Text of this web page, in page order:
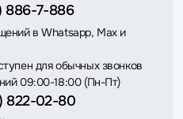
886-7-886
в Whatsapp, Max и
для обычных звонков
09:00-18:00 (Пн-Пт)
822-02-80